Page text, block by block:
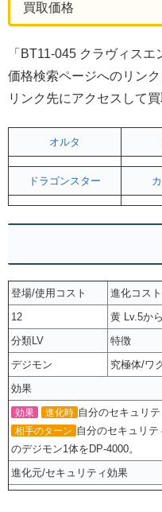
買取価格
「BT11-045 クラヴィス
価格検索ページへのリン
リンク先にアクセスして
オルタ
ドラゴンスター
登場/使用コスト 進化コスト
12
黄 Lv.5か
分類LV
特徴
デジモン
究極体/ワ
効果
効果 進化時 自分のセキュリテ
相手のターン 自分のセキュリ
のデジモン1体をDP-4000。
進化元/セキュリティ効果